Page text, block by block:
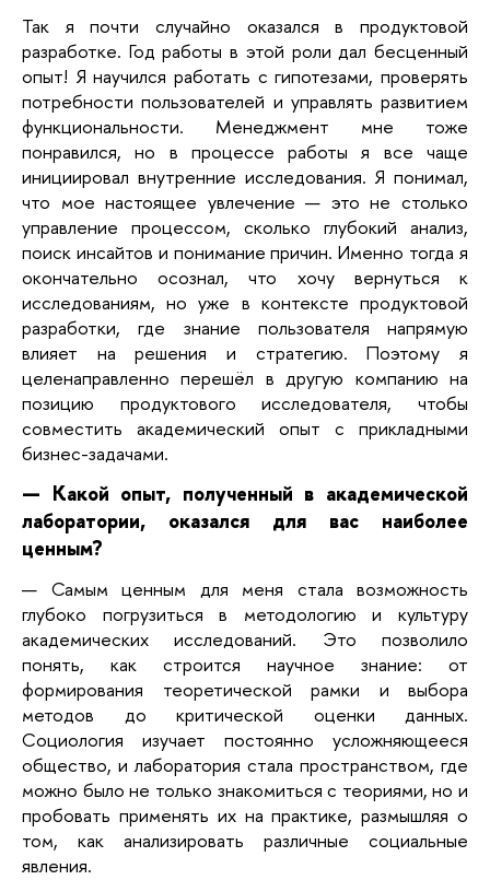
Так я почти случайно оказался в продуктовой
разработке. Год работы в этой роли дал бесценный
опыт! Я научился работать с гипотезами, проверять
потребности пользователей и управлять развитием
функциональности. Менеджмент мне тоже
понравился, но в процессе работы я все чаще
инициировал внутренние исследования. Я понимал,
что мое настоящее увлечение — это не столько
управление процессом, сколько глубокий анализ,
поиск инсайтов и понимание причин. Именно тогда я
окончательно осознал, что хочу вернуться к
исследованиям, но уже в контексте продуктовой
разработки, где знание пользователя напрямую
влияет на решения и стратегию. Поэтому я
целенаправленно перешёл в другую компанию на
позицию продуктового исследователя, чтобы
совместить академический опыт с прикладными
бизнес-задачами.
— Какой опыт, полученный в академической
лаборатории, оказался для вас наиболее
ценным?
— Самым ценным для меня стала возможность
глубоко погрузиться в методологию и культуру
академических исследований. Это позволило
понять, как строится научное знание: от
формирования теоретической рамки и выбора
методов до критической оценки данных.
Социология изучает постоянно усложняющееся
общество, и лаборатория стала пространством, где
можно было не только знакомиться с теориями, но и
пробовать применять их на практике, размышляя о
том, как анализировать различные социальные
явления.